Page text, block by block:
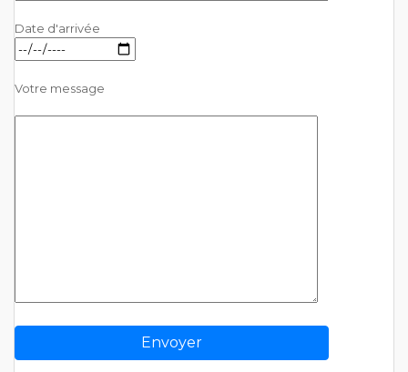
Date d'arrivée
Votre message